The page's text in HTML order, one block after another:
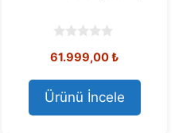
o
t
o
f
5
61.999,00₺
Ürünü İncele